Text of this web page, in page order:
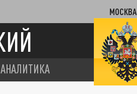
МОСКВА
АНАЛИТИКА